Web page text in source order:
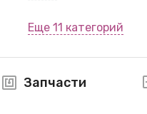
Еще 11 категорий
Запчасти